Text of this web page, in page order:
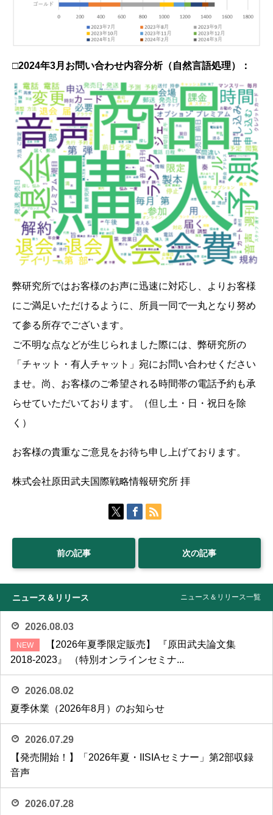
□2024年3月お問い合わせ内容分析（自然言語処理）：
弊研究所ではお客様のお声に迅速に対応し、よりお客様
にご満足いただけるように、所員一同で一丸となり努め
て参る所存でございます。
ご不明な点などが生じられました際には、弊研究所の
「チャット・有人チャット」宛にお問い合わせください
ませ。尚、お客様のご希望される時間帯の電話予約も承
らせていただいております。（但し土・日・祝日を除
く）
お客様の貴重なご意見をお待ち申し上げております。
株式会社原田武夫国際戦略情報研究所 拝
前の記事 次の記事
ニュース＆リリース ニュース＆リリース一覧
2026.08.03
【2026年夏季限定販売】 『原田武夫論文集
2018-2023』 （特別オンラインセミナ...
2026.08.02
夏季休業（2026年8月）のお知らせ
2026.07.29
【発売開始！】「2026年夏・IISIAセミナー」第2部収録
音声
2026.07.28